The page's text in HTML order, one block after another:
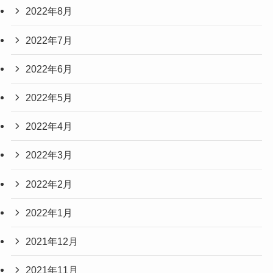
2022年8月
2022年7月
2022年6月
2022年5月
2022年4月
2022年3月
2022年2月
2022年1月
2021年12月
2021年11月